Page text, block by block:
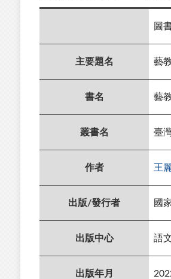
圖
主要題名 藝
書名 藝
叢書名 臺
作者 王
出版/發行者 國
出版中心 語
出版年月